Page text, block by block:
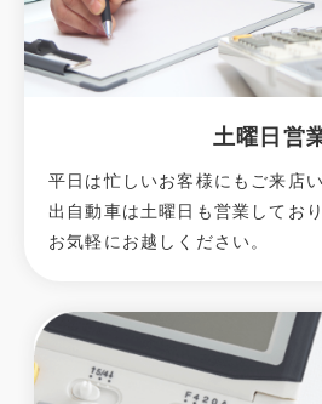
土曜日営
平日は忙しいお客様にもご来店
出自動車は土曜日も営業しており
お気軽にお越しください。